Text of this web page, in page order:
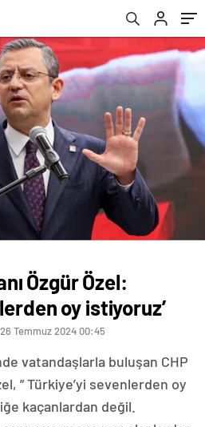
Özgür Özel:
oy istiyoruz’
26 Temmuz 2024 00:45
vatandaşlarla buluşan CHP
” Türkiye’yi sevenlerden oy
kaçanlardan değil.